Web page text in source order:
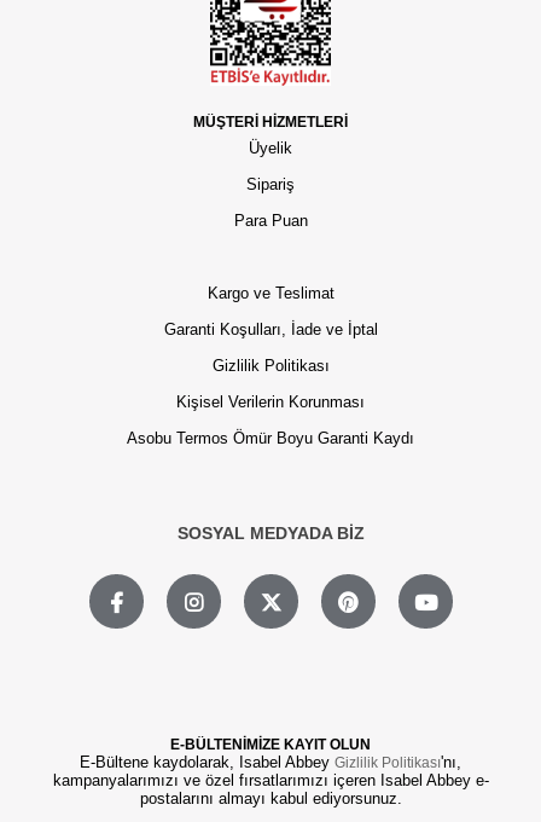
MÜŞTERİ HİZMETLERİ
Üyelik
Sipariş
Para Puan
Kargo ve Teslimat
Garanti Koşulları, İade ve İptal
Gizlilik Politikası
Kişisel Verilerin Korunması
Asobu Termos Ömür Boyu Garanti Kaydı
SOSYAL MEDYADA BİZ
E-BÜLTENİMİZE KAYIT OLUN
E-Bültene kaydolarak, Isabel Abbey Gizlilik Politikası'nı,
kampanyalarımızı ve özel fırsatlarımızı içeren Isabel Abbey e-
postalarını almayı kabul ediyorsunuz.